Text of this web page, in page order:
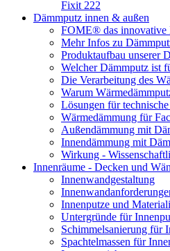
Fixit 222
Dämmputz innen & außen
FOME® das innovative
Mehr Infos zu
Produktaufbau unserer
Welcher Dämmputz ist
Die Verarbeitung des
Warum
Lösungen für
Wärmedämmung für
Außendämmung mit
Innendämmung mit
Wirkung -
Innenräume - Decken und
Innenwandgestaltung
Innenputze und
Untergründe für
Schimmelsanierung für
Spachtelmassen für